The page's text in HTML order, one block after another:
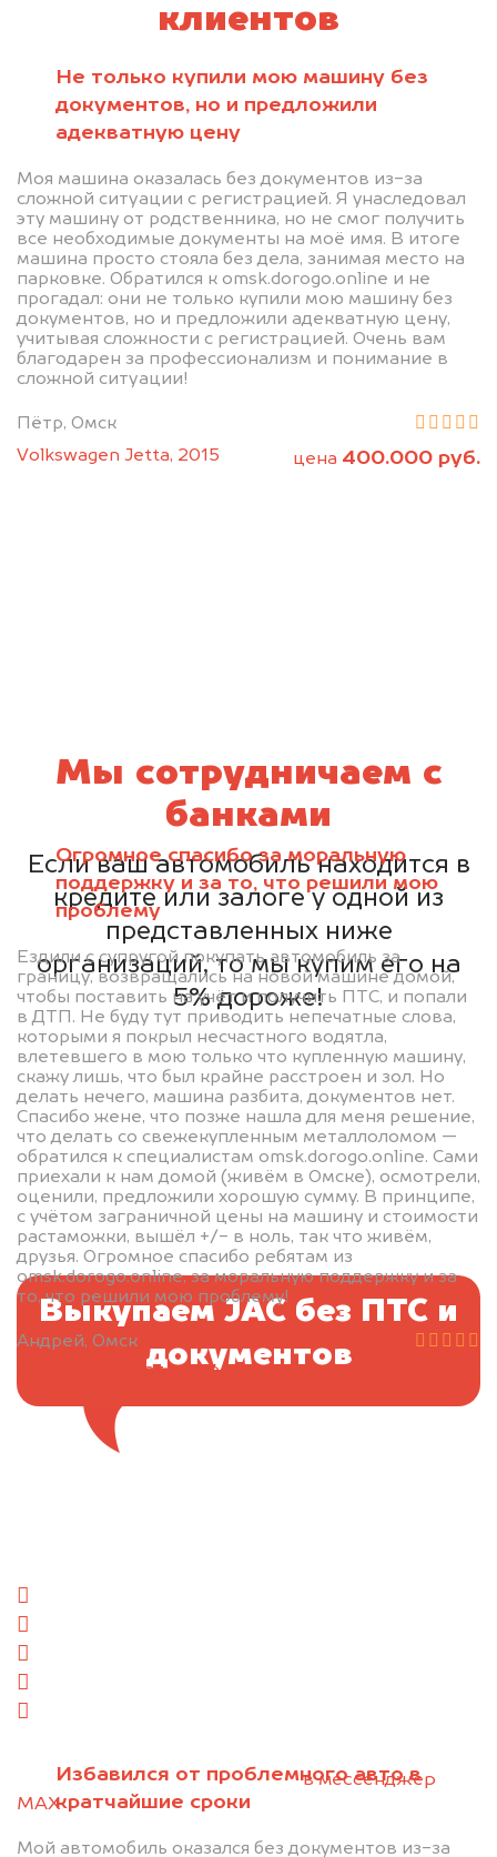
клиентов
Не только купили мою машину без
документов, но и предложили
адекватную цену
Моя машина оказалась без документов из-за
сложной ситуации с регистрацией. Я унаследовал
эту машину от родственника, но не смог получить
все необходимые документы на моё имя. В итоге
машина просто стояла без дела, занимая место на
парковке. Обратился к omsk.dorogo.online и не
прогадал: они не только купили мою машину без
документов, но и предложили адекватную цену,
учитывая сложности с регистрацией. Очень вам
благодарен за профессионализм и понимание в
сложной ситуации!
Пётр, Омск
Volkswagen Jetta, 2015
цена 400.000 руб.
Огромное спасибо за моральную
поддержку и за то, что решили мою
проблему
Ездили с супругой покупать автомобиль за
границу, возвращались на новой машине домой,
чтобы поставить на учёт и получить ПТС, и попали
в ДТП. Не буду тут приводить непечатные слова,
которыми я покрыл несчастного водятла,
влетевшего в мою только что купленную машину,
скажу лишь, что был крайне расстроен и зол. Но
делать нечего, машина разбита, документов нет.
Спасибо жене, что позже нашла для меня решение,
что делать со свежекупленным металлоломом —
обратился к специалистам omsk.dorogo.online. Сами
приехали к нам домой (живём в Омске), осмотрели,
оценили, предложили хорошую сумму. В принципе,
с учётом заграничной цены на машину и стоимости
растаможки, вышёл +/- в ноль, так что живём,
друзья. Огромное спасибо ребятам из
omsk.dorogo.online, за моральную поддержку и за
то, что решили мою проблему!
Андрей, Омск
BMW 5 Series G30, 2020
Избавился от проблемного авто в
кратчайшие сроки
Мой автомобиль оказался без документов из-за
Мы сотрудничаем с
банками
Если ваш автомобиль находится в
кредите или залоге у одной из
представленных ниже
организаций, то мы купим его на
5% дороже!
Выкупаем JAC без ПТС и
документов
+79584983298 по WhatsApp*,в мессенджер
MAXили на электронную почту